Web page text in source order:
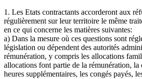
1. Les Etats contractants accorderont aux
régulièrement sur leur territoire le même
en ce qui concerne les matières suivantes:
a) Dans la mesure où ces questions sont
législation ou dépendent des autorités
rémunération, y compris les allocations
allocations font partie de la rémunération, la
heures supplémentaires, les congés payés,